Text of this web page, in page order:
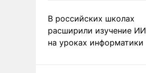
В российских школах
расширили изучение ИИ
на уроках информатики